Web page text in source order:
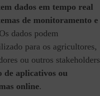
dados em tempo real
de monitoramento e
dados podem
para os agricultores,
ou outros stakeholders
de aplicativos ou
online.